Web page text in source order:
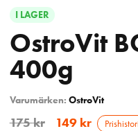
I LAGER
OstroVit
400g
Varumärken: OstroVit
175kr 149 kr